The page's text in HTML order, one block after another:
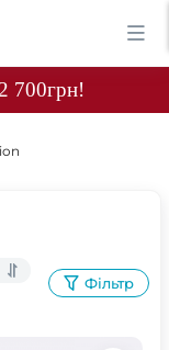
700грн!
Фільтр